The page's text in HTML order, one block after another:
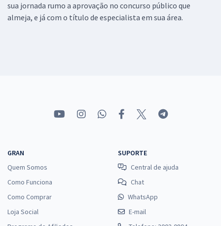
sua jornada rumo a aprovação no concurso público que
almeja, e já com o título de especialista em sua área.
GRAN
Quem Somos
Como Funciona
Como Comprar
Loja Social
SUPORTE
Central de ajuda
Chat
WhatsApp
E-mail